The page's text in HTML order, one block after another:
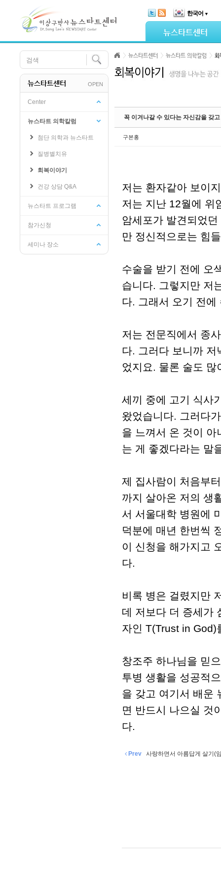
한국어 ▼
뉴스타트센터
뉴스타트센터 OPEN
Center
뉴스타트 의학칼럼
첨단 의학과 뉴스타트
질병별치유
회복이야기
건강 상담 Q&A
뉴스타트 프로그램
참가신청
세미나 장소
뉴스타트센터 뉴스타트 의학칼럼 회
꼭 이겨나갈 수 있다는 자신감을 갖
구본홍
저는 환자같아 보이
저는 지난 12월에 위
암세포가 발견되었
만 정신적으로는 힘
수술을 받기 전에 오
습니다. 그렇지만 저
다. 그래서 오기 전에
저는 전문직에서 종
다. 그러다 보니까 저
었지요. 물론 술도 많
세끼 중에 고기 식사
왔었습니다. 그러다
을 느껴서 온 것이 아
는 게 좋겠다라는 말
제 집사람이 처음부
까지 살아온 저의 생
서 서울대학 병원에
덕분에 매년 한번씩
이 신청을 해가지고
다.
비록 병은 걸렸지만
데 저보다 더 증세가
자인 T(Trust in God)
창조주 하나님을 믿
투병 생활을 성공적
을 갖고 여기서 배운
면 반드시 나으실 것
다.
Prev 사랑하면서 아름답게 살기(
Sketchbook5, 스케치북5
Sketchbook5, 스케치북5